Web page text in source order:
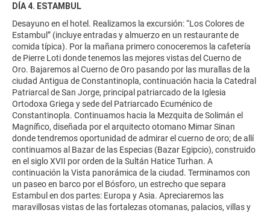
DÍA 4. ESTAMBUL
Desayuno en el hotel. Realizamos la excursión: “Los Colores de
Estambul” (incluye entradas y almuerzo en un restaurante de
comida típica). Por la mañana primero conoceremos la cafetería
de Pierre Loti donde tenemos las mejores vistas del Cuerno de
Oro. Bajaremos al Cuerno de Oro pasando por las murallas de la
ciudad Antigua de Constantinopla, continuación hacia la Catedral
Patriarcal de San Jorge, principal patriarcado de la Iglesia
Ortodoxa Griega y sede del Patriarcado Ecuménico de
Constantinopla. Continuamos hacia la Mezquita de Solimán el
Magnífico, diseñada por el arquitecto otomano Mimar Sinan
donde tendremos oportunidad de admirar el cuerno de oro; de allí
continuamos al Bazar de las Especias (Bazar Egipcio), construido
en el siglo XVII por orden de la Sultán Hatice Turhan. A
continuación la Vista panorámica de la ciudad. Terminamos con
un paseo en barco por el Bósforo, un estrecho que separa
Estambul en dos partes: Europa y Asia. Apreciaremos las
maravillosas vistas de las fortalezas otomanas, palacios, villas y